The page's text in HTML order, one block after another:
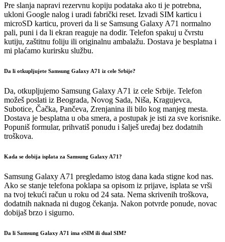
Pre slanja napravi rezervnu kopiju podataka ako ti je potrebna,
ukloni Google nalog i uradi fabrički reset. Izvadi SIM karticu i
microSD karticu, proveri da li se Samsung Galaxy A71 normalno
pali, puni i da li ekran reaguje na dodir. Telefon spakuj u čvrstu
kutiju, zaštitnu foliju ili originalnu ambalažu. Dostava je besplatna i
mi plaćamo kurirsku službu.
Da li otkupljujete Samsung Galaxy A71 iz cele Srbije?
Da, otkupljujemo Samsung Galaxy A71 iz cele Srbije. Telefon
možeš poslati iz Beograda, Novog Sada, Niša, Kragujevca,
Subotice, Čačka, Pančeva, Zrenjanina ili bilo kog manjeg mesta.
Dostava je besplatna u oba smera, a postupak je isti za sve korisnike.
Popuniš formular, prihvatiš ponudu i šalješ uređaj bez dodatnih
troškova.
Kada se dobija isplata za Samsung Galaxy A71?
Samsung Galaxy A71 pregledamo istog dana kada stigne kod nas.
Ako se stanje telefona poklapa sa opisom iz prijave, isplata se vrši
na tvoj tekući račun u roku od 24 sata. Nema skrivenih troškova,
dodatnih naknada ni dugog čekanja. Nakon potvrde ponude, novac
dobijaš brzo i sigurno.
Da li Samsung Galaxy A71 ima eSIM ili dual SIM?